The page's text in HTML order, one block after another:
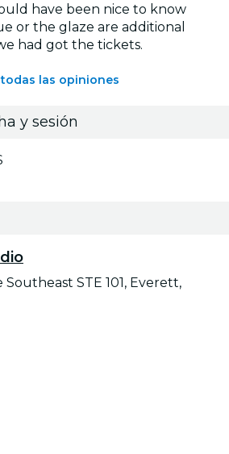
have been nice to know
or the glaze are additional
had got the tickets.
todas las opiniones
y sesión
STE 101, Everett,